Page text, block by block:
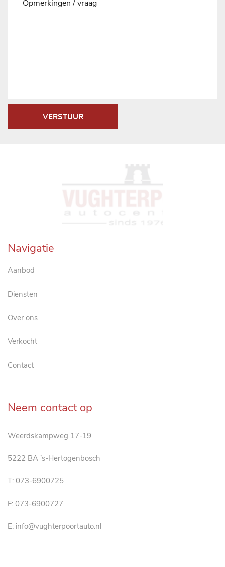
VERSTUUR
Navigatie
Aanbod
Diensten
Over ons
Verkocht
Contact
Neem contact op
Weerdskampweg 17-19
5222 BA ’s-Hertogenbosch
T: 073-6900725
F: 073-6900727
E: info@vughterpoortauto.nl